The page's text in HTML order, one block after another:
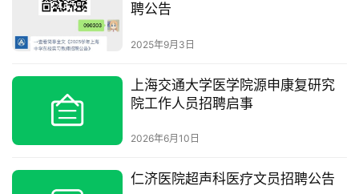
聘公告
2025年9月3日
上海交通大学医学院源申康复研究
院工作人员招聘启事
2026年6月10日
仁济医院超声科医疗文员招聘公告